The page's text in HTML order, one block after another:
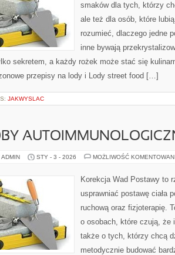
smaków dla tych, którzy
ale też dla osób, które
rozumieć, dlaczego jedne
inne bywają
sekretem, a każdy rożek może stać się
przepisy na lody i Lody street food […]
JAKWYSLAC
STY - 3 - 2026 MOŻLIWOŚĆ
Korekcja Wad Postawy to
usprawniać postawę ciała
ruchową oraz fizjoterapię.
o osobach, które czują, że
także o tych, którzy chcą
metodycznie budować